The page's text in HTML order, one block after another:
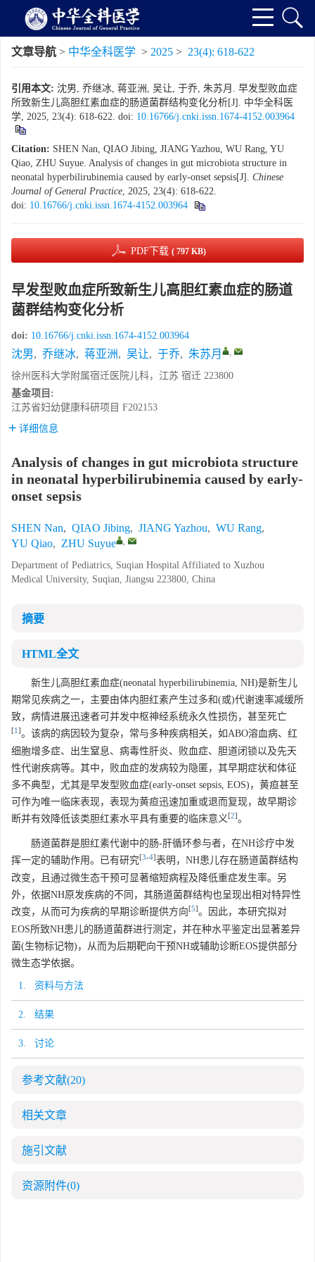
文章导航 > 中华全科医学 > 2025 > 23(4): 618-622
引用本文: 沈男, 乔继冰, 蒋亚洲, 吴让, 于乔, 朱苏月. 早发型败血症
所致新生儿高胆红素血症的肠道菌群结构变化分析[J]. 中华全科医
学, 2025, 23(4): 618-622. doi: 10.16766/j.cnki.issn.1674-4152.003964
Citation: SHEN Nan, QIAO Jibing, JIANG Yazhou, WU Rang, YU
Qiao, ZHU Suyue. Analysis of changes in gut microbiota structure in
neonatal hyperbilirubinemia caused by early-onset sepsis[J]. Chinese
Journal of General Practice, 2025, 23(4): 618-622.
doi: 10.16766/j.cnki.issn.1674-4152.003964
PDF下载 ( 797 KB)
早发型败血症所致新生儿高胆红素血症的肠道
菌群结构变化分析
doi: 10.16766/j.cnki.issn.1674-4152.003964
沈男, 乔继冰, 蒋亚洲, 吴让, 于乔, 朱苏月 ,
徐州医科大学附属宿迁医院儿科，江苏 宿迁 223800
基金项目:
江苏省妇幼健康科研项目 F202153
详细信息
Analysis of changes in gut microbiota structure
in neonatal hyperbilirubinemia caused by early-
onset sepsis
SHEN Nan, QIAO Jibing, JIANG Yazhou, WU Rang,
YU Qiao, ZHU Suyue ,
Department of Pediatrics, Suqian Hospital Affiliated to Xuzhou
Medical University, Suqian, Jiangsu 223800, China
摘要
HTML全文
新生儿高胆红素血症(neonatal hyperbilirubinemia, NH)是新生儿
期常见疾病之一，主要由体内胆红素产生过多和(或)代谢速率减缓所
致，病情进展迅速者可并发中枢神经系统永久性损伤，甚至死亡
[1 ]。该病的病因较为复杂，常与多种疾病相关，如ABO溶血病、红
细胞增多症、出生窒息、病毒性肝炎、败血症、胆道闭锁以及先天
性代谢疾病等。其中，败血症的发病较为隐匿，其早期症状和体征
多不典型，尤其是早发型败血症(early-onset sepsis, EOS)，黄疸甚至
可作为唯一临床表现，表现为黄疸迅速加重或退而复现，故早期诊
断并有效降低该类胆红素水平具有重要的临床意义[2]。
肠道菌群是胆红素代谢中的肠-肝循环参与者，在NH诊疗中发
挥一定的辅助作用。已有研究[3-4]表明，NH患儿存在肠道菌群结构
改变，且通过微生态干预可显著缩短病程及降低重症发生率。另
外，依据NH原发疾病的不同，其肠道菌群结构也呈现出相对特异性
改变，从而可为疾病的早期诊断提供方向[5]。因此，本研究拟对
EOS所致NH患儿的肠道菌群进行测定，并在种水平鉴定出显著差异
菌(生物标记物)，从而为后期靶向干预NH或辅助诊断EOS提供部分
微生态学依据。
1. 资料与方法
2. 结果
3. 讨论
参考文献(20)
相关文章
施引文献
资源附件(0)